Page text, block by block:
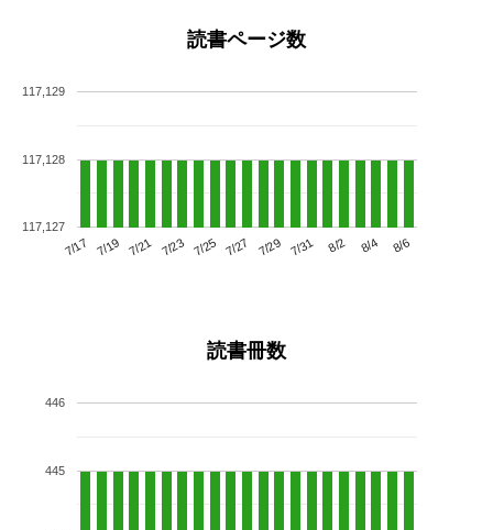
読書ページ数
7/17 7/19 7/21 7/23 7/25 7/27 7/29 7/31 8/2 8/4 8/6
117,127
117,128
117,129
読書冊数
445
446